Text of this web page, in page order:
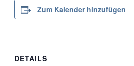
Zum Kalender hinzufügen
DETAILS